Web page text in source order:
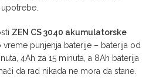
ZEN CS 3040 akumulatorske
punjenja baterije – baterija od
4Ah za 15 minuta, a 8Ah baterija
da rad nikada ne mora da stane.